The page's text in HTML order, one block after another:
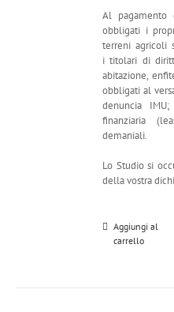
Al pagamento
obbligati i
terreni agricoli
i titolari di
abitazione,
obbligati al
denuncia
finanziaria
demaniali.
Lo Studio si
della vostra
Aggiungi al
carrello